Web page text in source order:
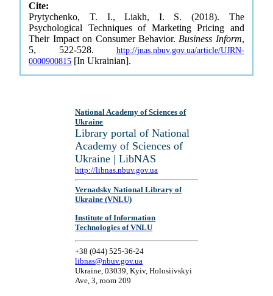
Cite:
Prytychenko, T. I., Liakh, I. S. (2018). The
Psychological Techniques of Marketing Pricing and
Their Impact on Consumer Behavior. Business Inform,
5, 522-528. http://jnas.nbuv.gov.ua/article/UJRN-
0000900815 [In Ukrainian].
National Academy of Sciences of
Ukraine
Library portal of National
Academy of Sciences of
Ukraine | LibNAS
http://libnas.nbuv.gov.ua
Vernadsky National Library of
Ukraine (VNLU)
Institute of Information
Technologies of VNLU
+38 (044) 525-36-24
libnas@nbuv.gov.ua
Ukraine, 03039, Kyiv, Holosiivskyi
Ave, 3, room 209